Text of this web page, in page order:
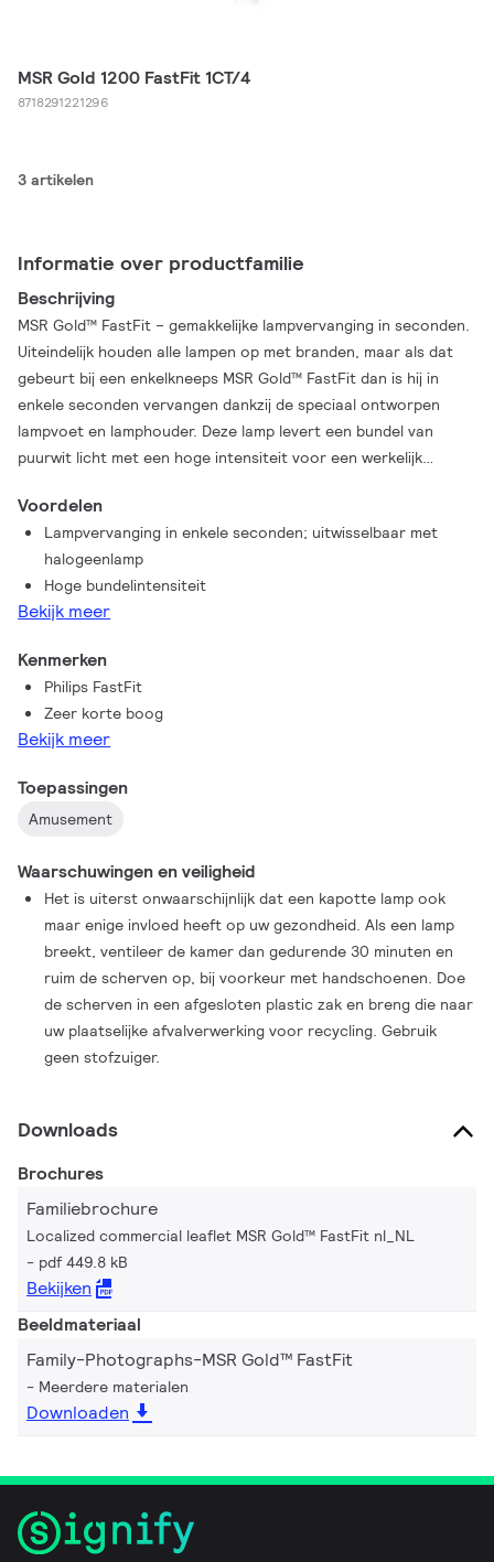
MSR Gold 1200 FastFit 1CT/4
8718291221296
3 artikelen
Informatie over productfamilie
Beschrijving
MSR Gold™ FastFit – gemakkelijke lampvervanging in seconden.
Uiteindelijk houden alle lampen op met branden, maar als dat
gebeurt bij een enkelkneeps MSR Gold™ FastFit dan is hij in
enkele seconden vervangen dankzij de speciaal ontworpen
lampvoet en lamphouder. Deze lamp levert een bundel van
puurwit licht met een hoge intensiteit voor een werkelijk
superieure hittebescherming biedt en vroegtijdige uitval
voorkomt. De P3-technologie maakt het mogelijk de lamp in
elke gewenste brandpositie en bij hogere temperaturen te
gebruiken, wat de lamplevensduur en de constantheid van de
opbrengst aan licht van hoge kwaliteit verder verbetert.
Philips ST halogeen- en keramische lampen, verloopt het
overschakelen tussen deze lamptechnologieën snel en
gemakkelijk.
Voordelen
Lampvervanging in enkele seconden; uitwisselbaar met
halogeenlamp
Hoge bundelintensiteit
Bekijk meer
Kenmerken
Philips FastFit
Zeer korte boog
Bekijk meer
Toepassingen
Amusement
Waarschuwingen en veiligheid
Het is uiterst onwaarschijnlijk dat een kapotte lamp ook
maar enige invloed heeft op uw gezondheid. Als een lamp
breekt, ventileer de kamer dan gedurende 30 minuten en
ruim de scherven op, bij voorkeur met handschoenen. Doe
de scherven in een afgesloten plastic zak en breng die naar
uw plaatselijke afvalverwerking voor recycling. Gebruik
geen stofzuiger.
Downloads
Brochures
Familiebrochure
Localized commercial leaflet MSR Gold™ FastFit nl_NL
pdf 449.8 kB
Bekijken
Beeldmateriaal
Family-Photographs-MSR Gold™ FastFit
Meerdere materialen
Downloaden